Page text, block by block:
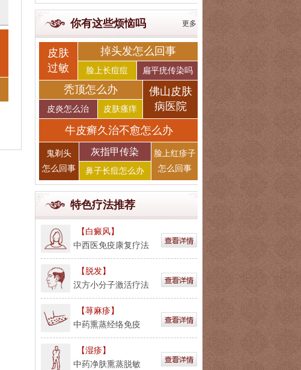
你有这些烦恼吗 更多
皮肤
过敏
掉头发怎么回事
脸上长痘痘 扁平疣传染吗
秃顶怎么办
皮炎怎么治 皮肤瘙痒
佛山皮肤
病医院
牛皮癣久治不愈怎么办
鬼剃头
怎么回事
灰指甲传染
鼻子长痘怎么办
脸上红疹子
怎么回事
特色疗法推荐
【白癜风】
中西医免疫康复疗法
【脱发】
汉方小分子激活疗法
【荨麻疹】
中药熏蒸经络免疫
【湿疹】
中药净肤熏蒸脱敏